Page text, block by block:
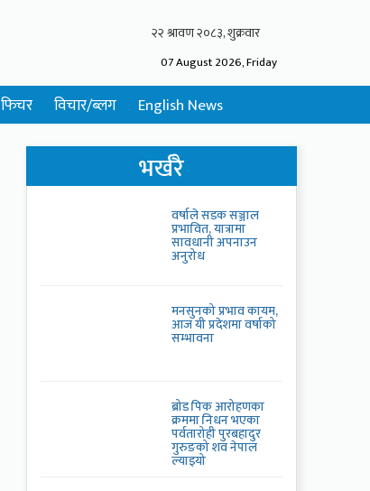
07 August 2026, Friday
फिचर विचार/ब्लग English News
भर्खरै
वर्षाले सडक सञ्जाल
प्रभावित, यात्रामा
सावधानी अपनाउन
अनुरोध
मनसुनको प्रभाव कायम,
आज यी प्रदेशमा वर्षाको
सम्भावना
ब्रोड पिक आरोहणका
क्रममा निधन भएका
पर्वतारोही पुरबहादुर
गुरुङको शव नेपाल
ल्याइयो